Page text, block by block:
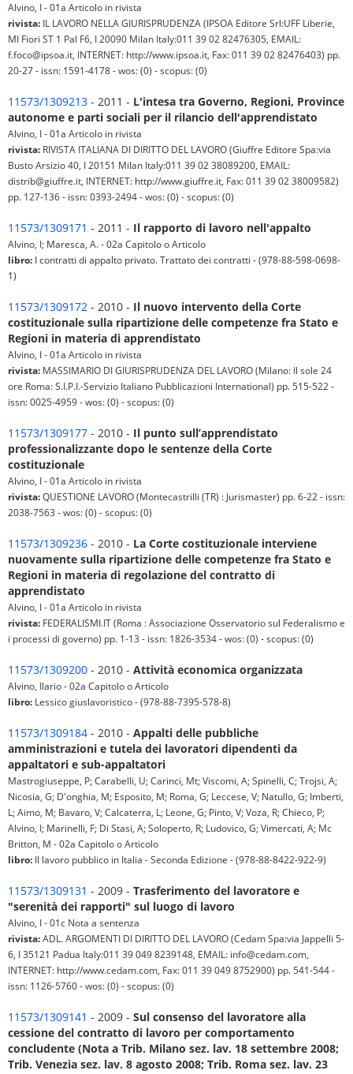
Alvino, I - 01a Articolo in rivista
rivista: IL LAVORO NELLA GIURISPRUDENZA (IPSOA Editore Srl:UFF Liberie,
MI Fiori ST 1 Pal F6, I 20090 Milan Italy:011 39 02 82476305, EMAIL:
f.foco@ipsoa.it, INTERNET: http://www.ipsoa.it, Fax: 011 39 02 82476403) pp.
20-27 - issn: 1591-4178 - wos: (0) - scopus: (0)
11573/1309213 - 2011 - L'intesa tra Governo, Regioni, Province
autonome e parti sociali per il rilancio dell'apprendistato
Alvino, I - 01a Articolo in rivista
rivista: RIVISTA ITALIANA DI DIRITTO DEL LAVORO (Giuffre Editore Spa:via
Busto Arsizio 40, I 20151 Milan Italy:011 39 02 38089200, EMAIL:
distrib@giuffre.it, INTERNET: http://www.giuffre.it, Fax: 011 39 02 38009582)
pp. 127-136 - issn: 0393-2494 - wos: (0) - scopus: (0)
11573/1309171 - 2011 - Il rapporto di lavoro nell'appalto
Alvino, I; Maresca, A. - 02a Capitolo o Articolo
libro: I contratti di appalto privato. Trattato dei contratti - (978-88-598-0698-
1)
11573/1309172 - 2010 - Il nuovo intervento della Corte
costituzionale sulla ripartizione delle competenze fra Stato e
Regioni in materia di apprendistato
Alvino, I - 01a Articolo in rivista
rivista: MASSIMARIO DI GIURISPRUDENZA DEL LAVORO (Milano: Il sole 24
ore Roma: S.I.P.I.-Servizio Italiano Pubblicazioni International) pp. 515-522 -
issn: 0025-4959 - wos: (0) - scopus: (0)
11573/1309177 - 2010 - Il punto sull’apprendistato
professionalizzante dopo le sentenze della Corte
costituzionale
Alvino, I - 01a Articolo in rivista
rivista:QUESTIONE LAVORO (Montecastrilli (TR) : Jurismaster) pp. 6-22 - issn:
2038-7563 - wos: (0) - scopus: (0)
11573/1309236 - 2010 - La Corte costituzionale interviene
nuovamente sulla ripartizione delle competenze fra Stato e
Regioni in materia di regolazione del contratto di
apprendistato
Alvino, I - 01a Articolo in rivista
rivista: FEDERALISMI.IT (Roma : Associazione Osservatorio sul Federalismo e
i processi di governo) pp. 1-13 - issn: 1826-3534 - wos: (0) - scopus: (0)
11573/1309200 - 2010 - Attività economica organizzata
Alvino, Ilario - 02a Capitolo o Articolo
libro: Lessico giuslavoristico - (978-88-7395-578-8)
11573/1309184 - 2010 - Appalti delle pubbliche
amministrazioni e tutela dei lavoratori dipendenti da
appaltatori e sub-appaltatori
Mastrogiuseppe, P; Carabelli, U; Carinci, Mt; Viscomi, A; Spinelli, C; Trojsi, A;
Nicosia, G; D'onghia, M; Esposito, M; Roma, G; Leccese, V; Natullo, G; Imberti,
L; Aimo, M; Bavaro, V; Calcaterra, L; Leone, G; Pinto, V; Voza, R; Chieco, P;
Alvino, I; Marinelli, F; Di Stasi, A; Soloperto, R; Ludovico, G; Vimercati, A; Mc
Britton, M - 02a Capitolo o Articolo
libro: Il lavoro pubblico in Italia - Seconda Edizione - (978-88-8422-922-9)
11573/1309131 - 2009 - Trasferimento del lavoratore e
"serenità dei rapporti" sul luogo di lavoro
Alvino, I - 01c Nota a sentenza
rivista:ADL. ARGOMENTI DI DIRITTO DEL LAVORO (Cedam Spa:via Jappelli 5-
6, I 35121 Padua Italy:011 39 049 8239148, EMAIL: info@cedam.com,
INTERNET: http://www.cedam.com, Fax: 011 39 049 8752900) pp. 541-544 -
issn: 1126-5760 - wos: (0) - scopus: (0)
11573/1309141 - 2009 - Sul consenso del lavoratore alla
cessione del contratto di lavoro per comportamento
concludente (Nota a Trib. Milano sez. lav. 18 settembre 2008;
Trib. Venezia sez. lav. 8 agosto 2008; Trib. Roma sez. lav. 23